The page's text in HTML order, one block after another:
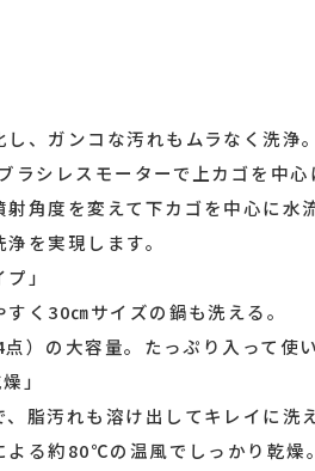
、ガンコな汚れもムラなく洗浄。
ラシレスモーターで上カゴを中
射角度を変えて下カゴを中心に
を実現します。
」
く30㎝サイズの鍋も洗える。
）の大容量。たっぷり入って使い
」
脂汚れも溶け出してキレイに洗え
る約80℃の温風でしっかり乾燥。